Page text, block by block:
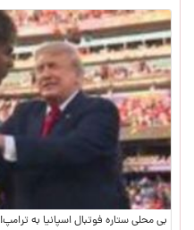
بی محلی ستاره فوتبال اسپانیا به ترامپ!